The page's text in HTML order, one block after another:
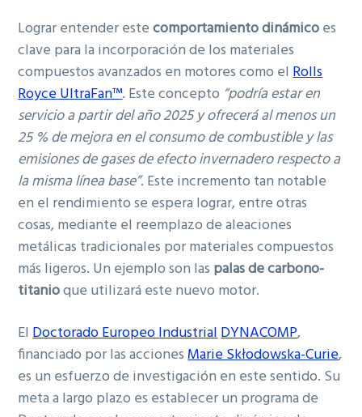
Lograr entender estecomportamiento dinámicoes
clave para la incorporación de los materiales
compuestos avanzados en motores como elRolls
Royce UltraFan™. Este concepto “podría estar en
servicio a partir del año 2025 y ofrecerá al menos un
25 % de mejora en el consumo de combustible y las
emisiones de gases de efecto invernadero respecto a
la misma línea base”. Este incremento tan notable
en el rendimiento se espera lograr, entre otras
cosas, mediante el reemplazo de aleaciones
metálicas tradicionales por materiales compuestos
más ligeros. Un ejemplo son las palas de carbono-
titanioque utilizará este nuevo motor.
ElDoctorado Europeo IndustrialDYNACOMP,
financiado por las accionesMarie Skłodowska-Curie,
es un esfuerzo de investigación en este sentido. Su
meta a largo plazo es establecer un programa de